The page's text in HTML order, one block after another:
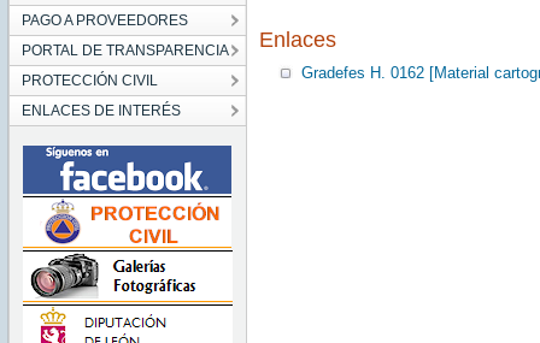
PAGO A PROVEEDORES
PORTAL DE TRANSPARENCIA
PROTECCIÓN CIVIL
ENLACES DE INTERÉS
Enlaces
Gradefes H. 0162 [Material